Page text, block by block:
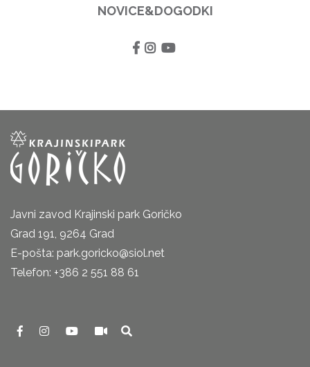
NOVICE&DOGODKI
Javni zavod Krajinski park Goričko
Grad 191, 9264 Grad
E-pošta: park.goricko@siol.net
Telefon: +386 2 551 88 61